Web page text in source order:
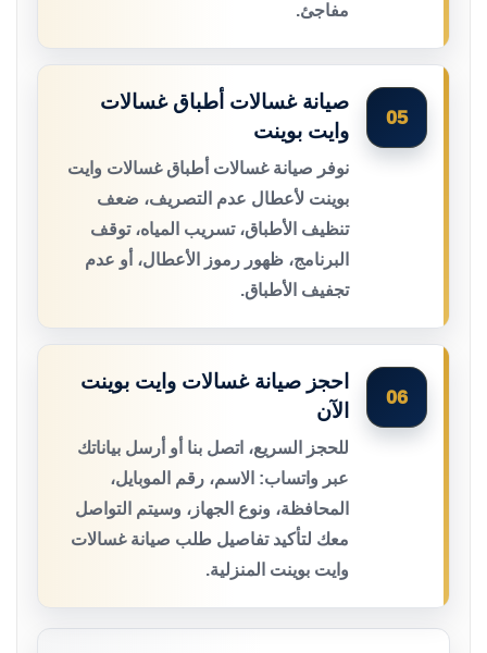
مفاجئ.
05
صيانة غسالات أطباق غسالات
وايت بوينت
نوفر صيانة غسالات أطباق غسالات وايت
بوينت لأعطال عدم التصريف، ضعف
تنظيف الأطباق، تسريب المياه، توقف
البرنامج، ظهور رموز الأعطال، أو عدم
تجفيف الأطباق.
06
احجز صيانة غسالات وايت بوينت
الآن
للحجز السريع، اتصل بنا أو أرسل بياناتك
عبر واتساب: الاسم، رقم الموبايل،
المحافظة، ونوع الجهاز، وسيتم التواصل
معك لتأكيد تفاصيل طلب صيانة غسالات
وايت بوينت المنزلية.